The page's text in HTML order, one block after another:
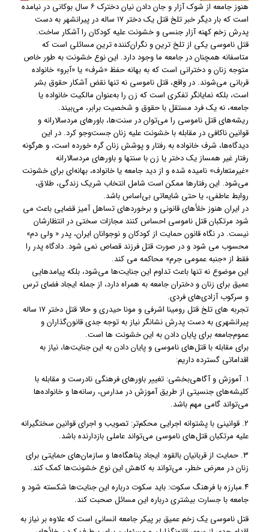
هنوز جامعه از شوک آزار و جان دادن نیان دخترک ۶ سال بوکانی در نیامده
است که بار دیگر خبر تلخ قتل یک دختر ۱۷ ساله در پیرانشهر به دست
پدرش زخم ‌کهنه آزار جنسی و خشونت علیه کودکان را آشکار ساخت.
قتل ناموسی یکی از تلخ ترین و نگران‌کننده ترین مسائلی است که
متاسفانه همچنان در جامعه ما وجود دارد. این نوع خشونت به طور خاص
متوجه زنان و دخترانی است که به بهانه حفظ «شرف» یا «آبرو» خانواده
قربانی می‌شوند. در واقع، قتل ناموسی نه تنها نقض آشکار حقوق بشر
است، بلکه نمایانگر تفکری است که زن را به‌عنوان مالکیت خانواده یا
جامعه، نه یک فرد مستقل با حقوق و شخصیت برابر، می‌بیند.
ریشه‌های قتل ناموسی را می‌توان در سنت‌ها، باورهای مردسالارانه و
قوانین ناکافی در مقابله با خشونت علیه زنان جست‌وجو کرد. در این
دیدگاه‌ها، شرف خانواده به رفتار و پوشش زنان گره خورده است، و هرگونه
رفتار غیر همساز یک دختر یا زن با سنتها و باورهای مردسالارانه
«غیرمتعارف» نامیده شده و از دید جامعه یا خانواده، بهانه‌ای برای خشونت
می‌شود. این رفتارها ممکن است شامل انتخاب شریک زندگی، طلاق،
روابط عاطفی، یا حتی شایعاتی بی‌اساس باشد.
در ایران هنوز خلأهای قانونی و برخوردهای تساهل آمیز قضایی باعث می
شود مرتکبان قتل ناموسی احساس کنند مجازات سختی در انتظارشان
نیست. در نگاه قانون حمایت از کودکان و نوجوانان ایران، پدر « ولی دم»
محسوب می شود و در صورت قتل فرزند قصاص نمی شود. دادگاه پدر را
فقط از «جنبه عمومی جرم» محاکمه می کند.
این موضوع نه تنها باعث تداوم این جنایت‌ها می‌شود، بلکه پیامدهایی
عمیق برای زنان و دختران جامعه به همراه دارد، از جمله ایجاد فضای ترس
و سرکوب آزادی‌های فردی.
تجربه های تلخ قتل رومینا اشرفی و مونا حیدری و حالا قتل دختر ۱۷ ساله
پیرانشهری به دست پدرش نشانگر نیاز به توجه جدی قانون‌گذاران و
عموم‌جامعه برای پایان دادن به این خشونت ها است.
برای مقابله با قتل‌های ناموسی و پایان دادن به این جنایت‌ها، نیاز به
اقداماتی گسترده داریم:
۱. آموزش و آگاهی‌بخشی: تغییر باورهای فرهنگی نادرست و مقابله با
کلیشه‌های جنسیتی از طریق آموزش در مدارس، رسانه‌ها و خانواده‌ها
می‌تواند گامی مهم باشد.
۲. قوانینی با پشتوانه اجرایی محکم‌تر: تصویب و اجرای قوانین سختگیرانه
علیه مرتکبان قتل‌های ناموسی می‌تواند عاملی بازدارنده باشد.
۳. حمایت از قربانیان بالقوه: ایجاد پناهگاه‌ها و سازمان‌های حمایتی برای
زنان در معرض خطر، می‌تواند به کاهش این نوع خشونت‌ها کمک کند.
۴.مبارزه با فرهنگ سکوت: باید سکوت درباره این جنایت‌ها شکسته شود و
جامعه با جسارت بیشتری درباره این مسائل صحبت کند.
قتل ناموسی یک زخم عمیق بر پیکر جامعه انسانی است که علاوه بر نیاز به